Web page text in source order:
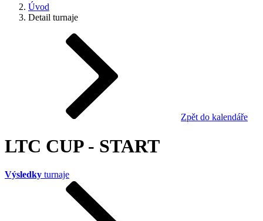
Úvod
Detail turnaje
Zpět do kalendáře
LTC CUP - START
Výsledky turnaje